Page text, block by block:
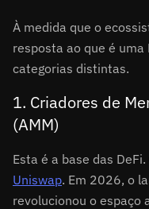
À medida que o
resposta ao que é
categorias distintas.
1. Criadores de
(AMM)
Esta é a base das
Uniswap. Em 2026, o
revolucionou o espaço